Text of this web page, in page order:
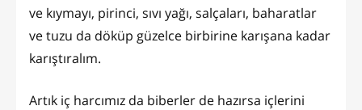
ve kıymayı, pirinci, sıvı yağı, salçaları, baharatlar
ve tuzu da döküp güzelce birbirine karışana kadar
karıştıralım.
Artık iç harcımız da biberler de hazırsa içlerini